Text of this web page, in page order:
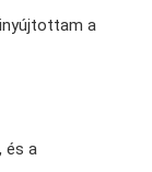
a
és a